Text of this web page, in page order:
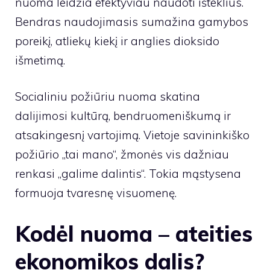
Bendras naudojimasis sumažina gamybos
poreikį, atliekų kiekį ir anglies dioksido
išmetimą.
Socialiniu požiūriu nuoma skatina
dalijimosi kultūrą, bendruomeniškumą ir
atsakingesnį vartojimą. Vietoje savininkiško
požiūrio „tai mano“, žmonės vis dažniau
renkasi „galime dalintis“. Tokia mąstysena
formuoja tvaresnę visuomenę.
Kodėl nuoma – ateities
ekonomikos dalis?